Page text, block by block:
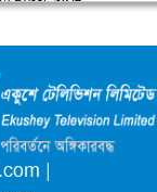
দিচ্ছে একুশে
২ কর্মকর্তা
|